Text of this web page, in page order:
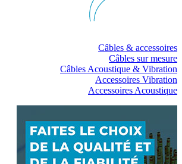
Câbles & accessoires
Câbles sur mesure
Câbles Acoustique & Vibration
Accessoires Vibration
Accessoires Acoustique